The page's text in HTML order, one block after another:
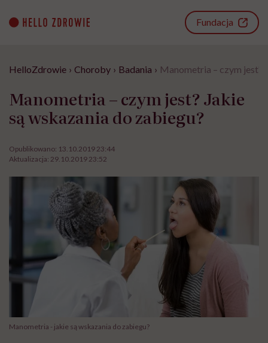
content
Fundacja
HelloZdrowie › Choroby › Badania › Manometria – czym jest?
Manometria – czym jest? Jakie
są wskazania do zabiegu?
Opublikowano: 13.10.2019 23:44
Aktualizacja: 29.10.2019 23:52
Manometria - jakie są wskazania do zabiegu?